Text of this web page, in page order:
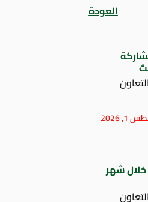
العودة
2026
خلال شهر